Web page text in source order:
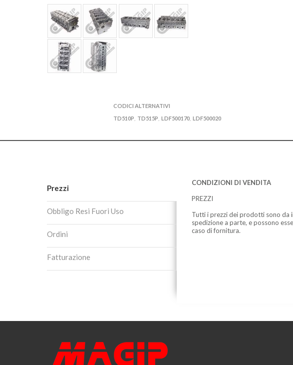
CODICI ALTERNATIVI
TD510P
TD515P LDF500170 LDF500020
Prezzi
Obbligo Resi Fuori Uso
Ordini
Fatturazione
CONDIZIONI DI VENDITA
PREZZI
Tutti i prezzi dei prodotti sono da
spedizione a parte, e possono
caso di fornitura.